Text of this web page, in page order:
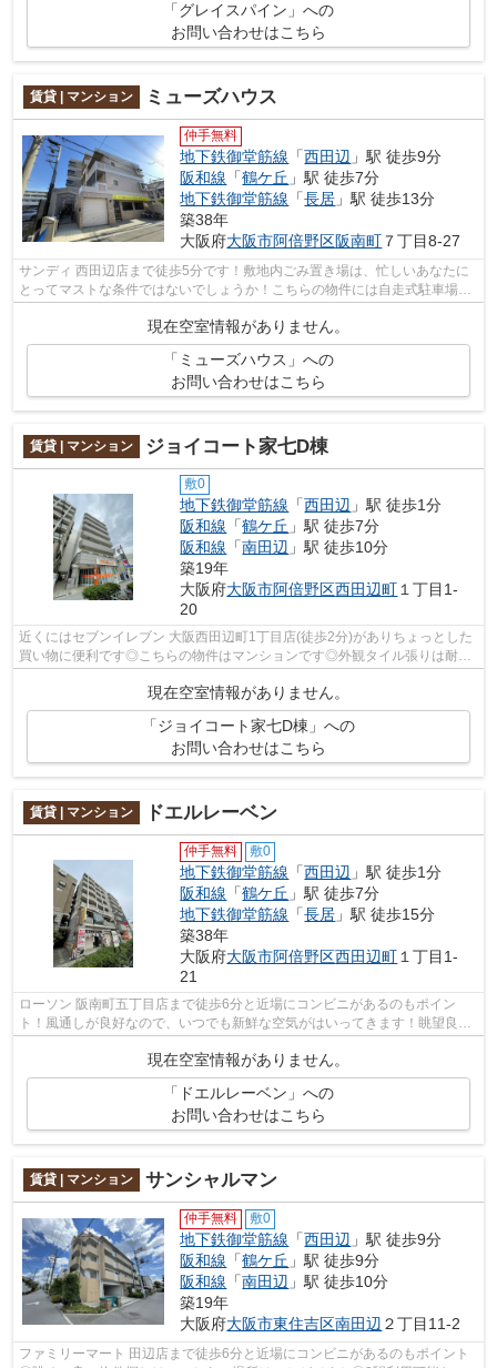
「グレイスパイン」への
お問い合わせはこちら
賃貸 | マンション ミューズハウス
仲手無料
地下鉄御堂筋線 「西田辺 」駅 徒歩9分
阪和線 「鶴ケ丘 」駅 徒歩7分
地下鉄御堂筋線 「長居 」駅 徒歩13分
築38年
大阪府大阪市阿倍野区阪南町 ７丁目8-27
サンディ 西田辺店まで徒歩5分です！敷地内ごみ置き場は、忙しいあなたに
とってマストな条件ではないでしょうか！こちらの物件には自走式駐車場あ
り！ぜひ一度見ていただきたい、「ミ...
現在空室情報がありません。
「ミューズハウス」への
お問い合わせはこちら
賃貸 | マンション ジョイコート家七D棟
敷0
地下鉄御堂筋線 「西田辺 」駅 徒歩1分
阪和線 「鶴ケ丘 」駅 徒歩7分
阪和線 「南田辺 」駅 徒歩10分
築19年
大阪府大阪市阿倍野区西田辺町１丁目1-
20
近くにはセブンイレブン 大阪西田辺町1丁目店(徒歩2分)がありちょっとした
買い物に便利です◎こちらの物件はマンションです◎外観タイル張りは耐久
現在空室情報がありません。
「ジョイコート家七D棟」への
お問い合わせはこちら
賃貸 | マンション ドエルレーベン
仲手無料 敷0
地下鉄御堂筋線 「西田辺 」駅 徒歩1分
阪和線 「鶴ケ丘 」駅 徒歩7分
地下鉄御堂筋線 「長居 」駅 徒歩15分
築38年
大阪府大阪市阿倍野区西田辺町 １丁目1-
21
ローソン 阪南町五丁目店まで徒歩6分と近場にコンビニがあるのもポイン
ト！風通しが良好なので、いつでも新鮮な空気がはいってきます！眺望良好
現在空室情報がありません。
「ドエルレーベン」への
お問い合わせはこちら
賃貸 | マンション サンシャルマン
仲手無料 敷0
地下鉄御堂筋線 「西田辺 」駅 徒歩9分
阪和線 「鶴ケ丘 」駅 徒歩9分
阪和線 「南田辺 」駅 徒歩10分
築19年
大阪府大阪市東住吉区南田辺 ２丁目11-2
ファミリーマート 田辺店まで徒歩6分と近場にコンビニがあるのもポイント